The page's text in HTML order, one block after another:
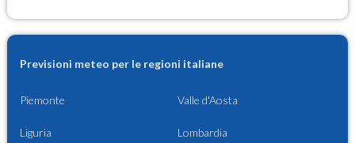
Previsioni meteo per le regioni italiane
Piemonte Valle d'Aosta
Liguria Lombardia